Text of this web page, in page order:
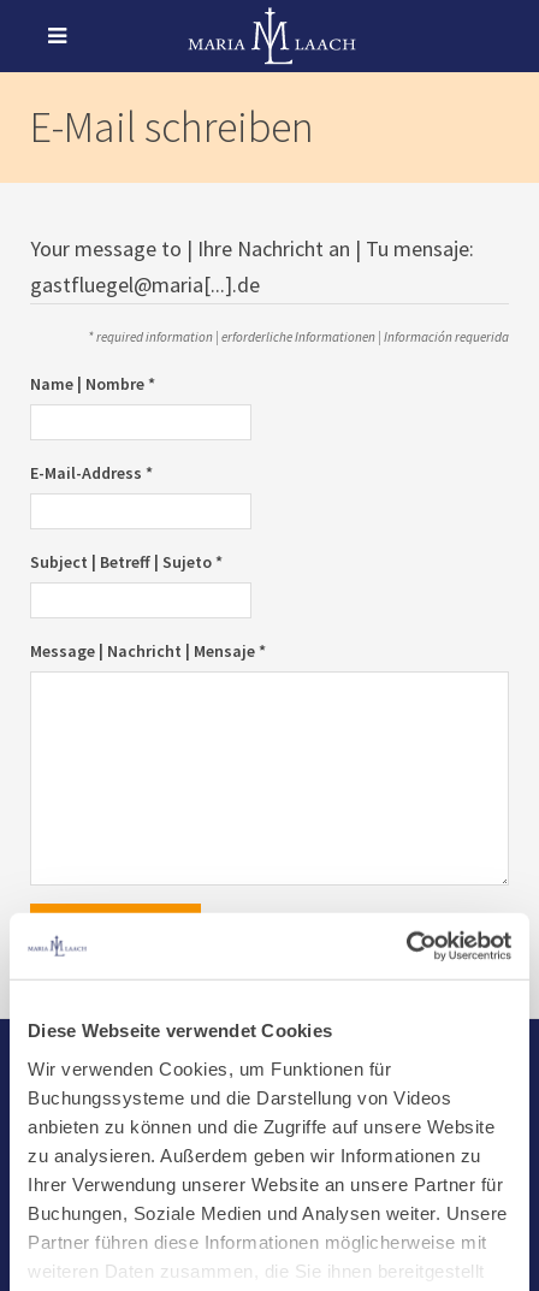
Diese Webseite verwendet Cookies
Wir verwenden Cookies, um Funktionen für
Buchungssysteme und die Darstellung von Videos
anbieten zu können und die Zugriffe auf unsere Website
zu analysieren. Außerdem geben wir Informationen zu
Ihrer Verwendung unserer Website an unsere Partner für
Buchungen, Soziale Medien und Analysen weiter. Unsere
Partner führen diese Informationen möglicherweise mit
weiteren Daten zusammen, die Sie ihnen bereitgestellt
E-Mail schreiben
Your message to | Ihre Nachricht an | Tu mensaje:
gastfluegel@maria[...].de
* required information | erforderliche Informationen | Información requerida
Name | Nombre *
E-Mail-Address *
Subject | Betreff | Sujeto *
Message | Nachricht | Mensaje *
Start
Aktuelles
Kloster
Klosterbetriebe
Spenden